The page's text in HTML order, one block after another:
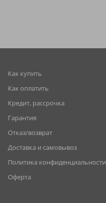
Как купить
Как оплатить
Кредит, рассрочка
Гарантия
Отказ/возврат
Доставка и самовывоз
Политика конфиденциальности
Оферта